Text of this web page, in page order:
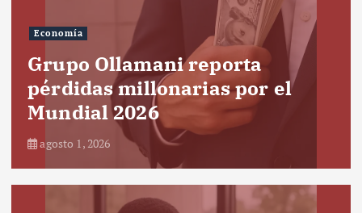
Economía
Grupo Ollamani reporta
pérdidas millonarias por el
Mundial 2026
agosto 1, 2026